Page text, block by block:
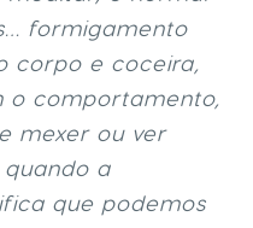
formigamento
corpo e coceira,
o comportamento,
mexer ou ver
a
que podemos